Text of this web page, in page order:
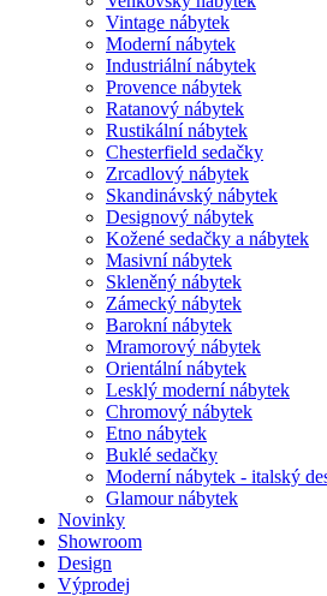
Vintage nábytek
Moderní nábytek
Industriální nábytek
Provence nábytek
Ratanový nábytek
Rustikální nábytek
Chesterfield sedačky
Zrcadlový nábytek
Skandinávský nábytek
Designový nábytek
Kožené sedačky a nábytek
Masivní nábytek
Skleněný nábytek
Zámecký nábytek
Barokní nábytek
Mramorový nábytek
Orientální nábytek
Lesklý moderní nábytek
Chromový nábytek
Etno nábytek
Buklé sedačky
Moderní nábytek - italský
Glamour nábytek
Novinky
Showroom
Design
Výprodej